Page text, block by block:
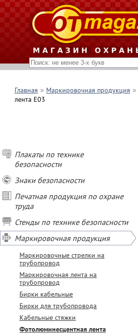
Главная Маркировочная продукция
лента E03
Плакаты по технике
безопасности
Знаки безопасности
Печатная продукция по охране
труда
Стенды по технике безопасности
Маркировочная продукция
Маркировочные стрелки на
трубопровод
Маркировочная лента на
трубопровод
Бирки кабельные
Бирки для трубопровода
Кабельные стяжки
Фотолюминесцентная лента